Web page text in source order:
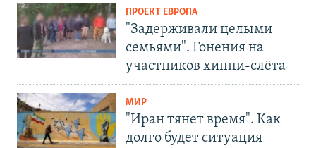
ПРОЕКТ ЕВРОПА
"Задерживали целыми
семьями". Гонения на
участников хиппи-слёта
МИР
"Иран тянет время". Как
долго будет ситуация